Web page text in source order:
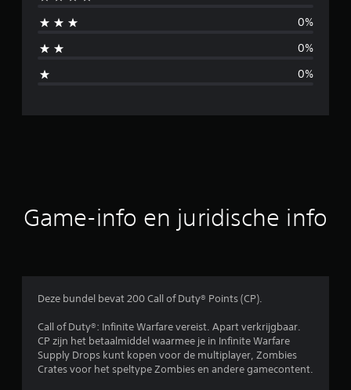
e
o
e
i
g
e
0%
0%
0%
Game-info en juridische info
Deze bundel bevat 200 Call of Duty® Points (CP).
Call of Duty®: Infinite Warfare vereist. Apart verkrijgbaar.
CP zijn het betaalmiddel waarmee je in Infinite Warfare
Supply Drops kunt kopen voor de multiplayer, Zombies
Crates voor het speltype Zombies en andere gamecontent.